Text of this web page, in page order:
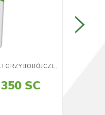
GRZYBOBÓJCZE,
SC